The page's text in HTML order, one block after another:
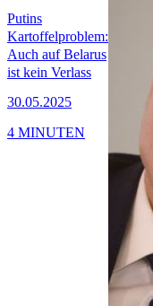
Putins
Kartoffelproblem:
Auch auf Belarus
ist kein Verlass
30.05.2025
4 MINUTEN